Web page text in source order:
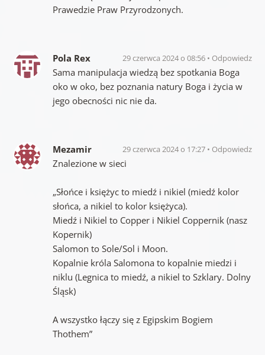
Prawedzie Praw Przyrodzonych.
Pola Rex 29 czerwca 2024 o 08:56 Odpowiedz
Sama manipulacja wiedzą bez spotkania Boga
oko w oko, bez poznania natury Boga i życia w
jego obecności nic nie da.
Mezamir 29 czerwca 2024 o 17:27 Odpowiedz
Znalezione w sieci
„Słońce i księżyc to miedź i nikiel (miedź kolor
słońca, a nikiel to kolor księżyca).
Miedź i Nikiel to Copper i Nikiel Coppernik (nasz
Kopernik)
Salomon to Sole/Sol i Moon.
Kopalnie króla Salomona to kopalnie miedzi i
niklu (Legnica to miedź, a nikiel to Szklary. Dolny
Śląsk)
A wszystko łączy się z Egipskim Bogiem
Thothem”